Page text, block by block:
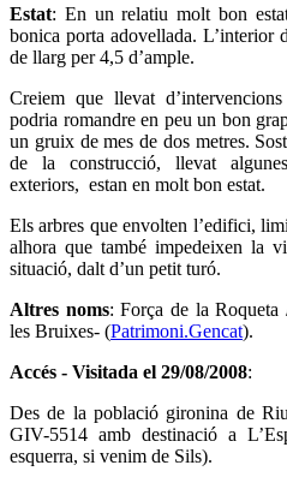
Estat: En un relatiu molt bon
bonica porta adovellada. L’interior
de llarg per 4,5 d’ample.
Creiem que llevat
podria romandre en peu un bon
un gruix de mes de dos metres.
de la construcció, llevat
exteriors, estan en molt bon estat.
Els arbres que envolten l’edifici,
alhora que també impedeixen la
situació, dalt d’un petit turó.
Altres noms: Força de la
les Bruixes- (Patrimoni.Gencat).
Accés - Visitada el 29/08/2008:
Des de la població gironina de
GIV-5514 amb destinació a
esquerra, si venim de Sils).